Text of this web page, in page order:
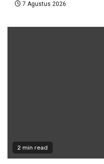
7 Agustus 2026
2 min read